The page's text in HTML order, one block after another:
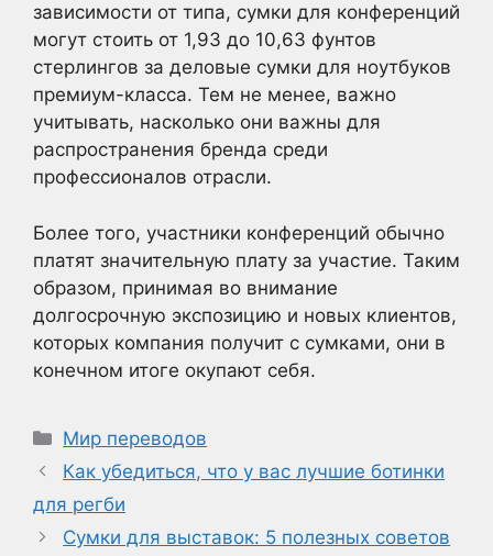
зависимости от типа, сумки для конференций
могут стоить от 1,93 до 10,63 фунтов
стерлингов за деловые сумки для ноутбуков
премиум-класса. Тем не менее, важно
учитывать, насколько они важны для
распространения бренда среди
профессионалов отрасли.
Более того, участники конференций обычно
платят значительную плату за участие. Таким
образом, принимая во внимание
долгосрочную экспозицию и новых клиентов,
которых компания получит с сумками, они в
конечном итоге окупают себя.
Рубрики
Мир переводов
Как убедиться, что у вас лучшие ботинки
для регби
Сумки для выставок: 5 полезных советов